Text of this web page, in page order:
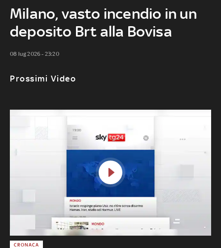
Milano, vasto incendio in un
deposito Brt alla Bovisa
08 lug 2026 - 23:20
Prossimi Video
CRONACA